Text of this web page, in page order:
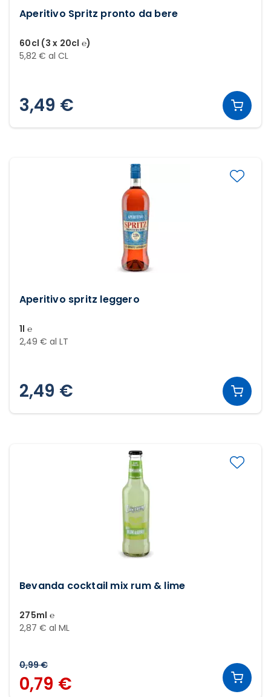
Aperitivo Spritz pronto da bere
60cl (3 x 20cl ℮)
5,82 € al CL
3,49 €
Aperitivo spritz leggero
1l ℮
2,49 € al LT
2,49 €
Bevanda cocktail mix rum & lime
275ml ℮
2,87 € al ML
0,99 €
0,79 €